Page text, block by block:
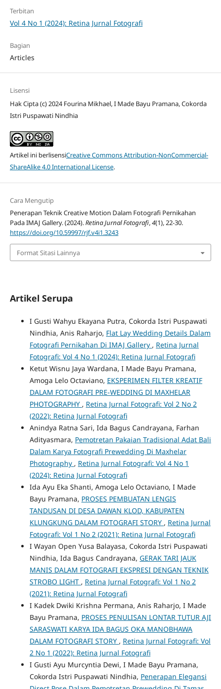
Terbitan
Vol 4 No 1 (2024): Retina Jurnal Fotografi
Bagian
Articles
Lisensi
Hak Cipta (c) 2024 Fourina Mikhael, I Made Bayu Pramana, Cokorda
Istri Puspawati Nindhia
Artikel ini berlisensiCreative Commons Attribution-NonCommercial-
ShareAlike 4.0 International License.
Cara Mengutip
Penerapan Teknik Creative Motion Dalam Fotografi Pernikahan
Pada IMAJ Gallery. (2024).Retina Jurnal Fotografi,4(1), 22-30.
https://doi.org/10.59997/rjf.v4i1.3243
Format Sitasi Lainnya
Artikel Serupa
I Gusti Wahyu Ekayana Putra, Cokorda Istri Puspawati
Nindhia, Anis Raharjo, Flat Lay Wedding Details Dalam
Fotografi Pernikahan Di IMAJ Gallery , Retina Jurnal
Fotografi: Vol 4 No 1 (2024): Retina Jurnal Fotografi
Ketut Wisnu Jaya Wardana, I Made Bayu Pramana,
Amoga Lelo Octaviano, EKSPERIMEN FILTER KREATIF
DALAM FOTOGRAFI PRE-WEDDING DI MAXHELAR
PHOTOGRAPHY , Retina Jurnal Fotografi: Vol 2 No 2
(2022): Retina Jurnal Fotografi
Anindya Ratna Sari, Ida Bagus Candrayana, Farhan
Adityasmara, Pemotretan Pakaian Tradisional Adat Bali
Dalam Karya Fotografi Prewedding Di Maxhelar
Photography , Retina Jurnal Fotografi: Vol 4 No 1
(2024): Retina Jurnal Fotografi
Ida Ayu Eka Shanti, Amoga Lelo Octaviano, I Made
Bayu Pramana, PROSES PEMBUATAN LENGIS
TANDUSAN DI DESA DAWAN KLOD, KABUPATEN
KLUNGKUNG DALAM FOTOGRAFI STORY , Retina Jurnal
Fotografi: Vol 1 No 2 (2021): Retina Jurnal Fotografi
I Wayan Open Yusa Balayasa, Cokorda Istri Puspawati
Nindhia, Ida Bagus Candrayana, GERAK TARI JAUK
MANIS DALAM FOTOGRAFI EKSPRESI DENGAN TEKNIK
STROBO LIGHT , Retina Jurnal Fotografi: Vol 1 No 2
(2021): Retina Jurnal Fotografi
I Kadek Dwiki Krishna Permana, Anis Raharjo, I Made
Bayu Pramana, PROSES PENULISAN LONTAR TUTUR AJI
SARASWATI KARYA IDA BAGUS OKA MANOBHAWA
DALAM FOTOGRAFI STORY , Retina Jurnal Fotografi: Vol
2 No 1 (2022): Retina Jurnal Fotografi
I Gusti Ayu Murcyntia Dewi, I Made Bayu Pramana,
Cokorda Istri Puspawati Nindhia, Penerapan Elegansi